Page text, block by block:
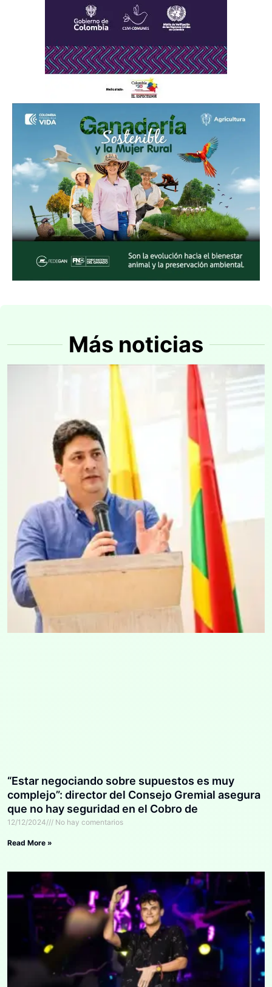
Más noticias
“Estar negociando sobre supuestos es muy
complejo”: director del Consejo Gremial asegura
que no hay seguridad en el Cobro de
Valorización
12/12/2024 No hay comentarios
Read More »